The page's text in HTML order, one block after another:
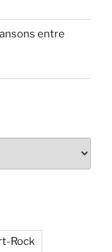
entre
Rock